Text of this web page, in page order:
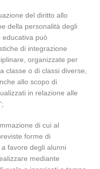
del diritto allo
della personalità degli
può
di integrazione
organizzate per
classe o di classi diverse,
allo scopo di
in relazione alle
di cui al
forme di
favore degli alunni
mediante